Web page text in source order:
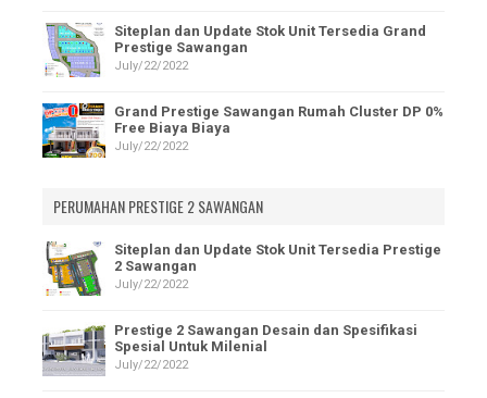
Siteplan dan Update Stok Unit Tersedia Grand
Prestige Sawangan
July/22/2022
Grand Prestige Sawangan Rumah Cluster DP 0%
Free Biaya Biaya
July/22/2022
PERUMAHAN PRESTIGE 2 SAWANGAN
Siteplan dan Update Stok Unit Tersedia Prestige
2 Sawangan
July/22/2022
Prestige 2 Sawangan Desain dan Spesifikasi
Spesial Untuk Milenial
July/22/2022